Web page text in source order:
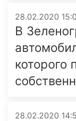
28.02.2020
В
которого
28.02.2020